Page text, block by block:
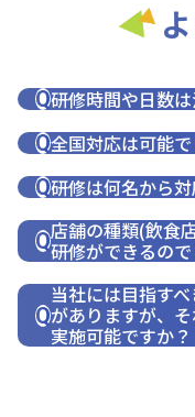
Q研修時間や日数
Q全国対応は可能
Q研修は何名から
Q店舗の種類(飲食
研修ができるの
Q
当社には目指す
がありますが、
実施可能ですか？